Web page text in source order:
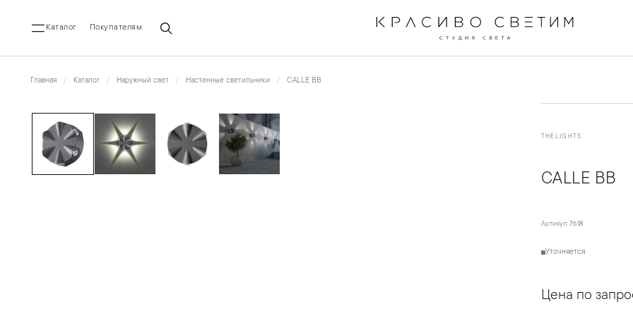
Каталог Покупателям
Главная Каталог Наружный свет Настенные светильники CALLE BB
THELIGHTS
CALLE BB
Артикул: 7618
Уточняется
Цена по